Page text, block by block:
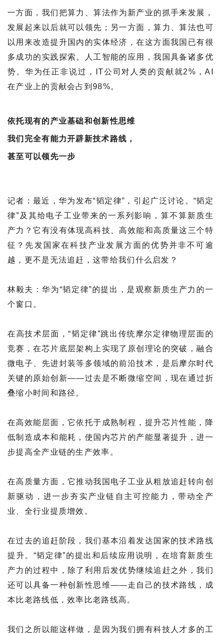
一方面，我们把算力、算法作为新产业的抓手来发展，
发展起来以后就可以领先；另一方面，算力、算法也可
以用来改造提升国内的实体经济，在这方面我国已有很
多成功的实践探索。人工智能的应用，我国具备诸多优
势。华为任正非说过，IT公司对人类的贡献就2%，AI
在产业上的贡献会占到98%。
依托现有的产业基础和创新性思维
我们完全有能力开辟新技术路线，
甚至可以领先一步
记者：最近，华为发布“韬定律”，引起广泛讨论。“韬定
律”及其给电子工业带来的一系列影响，算不算新质生
产力？它有没有体现高科技、高效能和高质量这三个特
征？先发国家在科技产业发展方面的优势并非不可逾
越，更不是无法追赶，这带给我们什么启发？
林毅夫：华为“韬定律”的提出，是观察新质生产力的一
个窗口。
在高技术层面，“韬定律”跳出传统摩尔定律物理层面的
竞赛，在芯片底层架构上实现了原创理论的突破，融合
微电子、先进封装等多领域的前沿技术，是后摩尔时代
关键的原始创新——过去是不断微缩空间，现在通过折
叠缩小时间和路径。
在高效能层面，它依托于成熟制程，提升芯片性能，降
低制造成本和能耗，使国内芯片的产能显著提升，进一
步提高全产业链的生产效率。
在高质量方面，它推动我国电子工业从粗放追赶转向创
新驱动，进一步夯实产业链自主可控能力，带动全产
业、全行业提质增效。
在过去的追赶阶段，我们基本沿着发达国家的技术路线
提升。“韬定律”的提出和后续应用说明，在培育新质生
产力的过程中，除了利用后发优势继续追赶之外，我们
还可以具备一种创新性思维——走自己的技术路线，成
本比老路线低，效率比老路线高。
我们之所以能这样做，是因为我们拥有科技人才多的工